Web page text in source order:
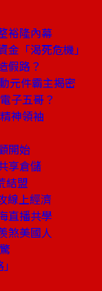
裕隆內幕
「渴死危機」
假路？
元件霸主揭密
子五哥？
神領袖
開始
享倉儲
結盟
線上經濟
直播共學
煞美國人